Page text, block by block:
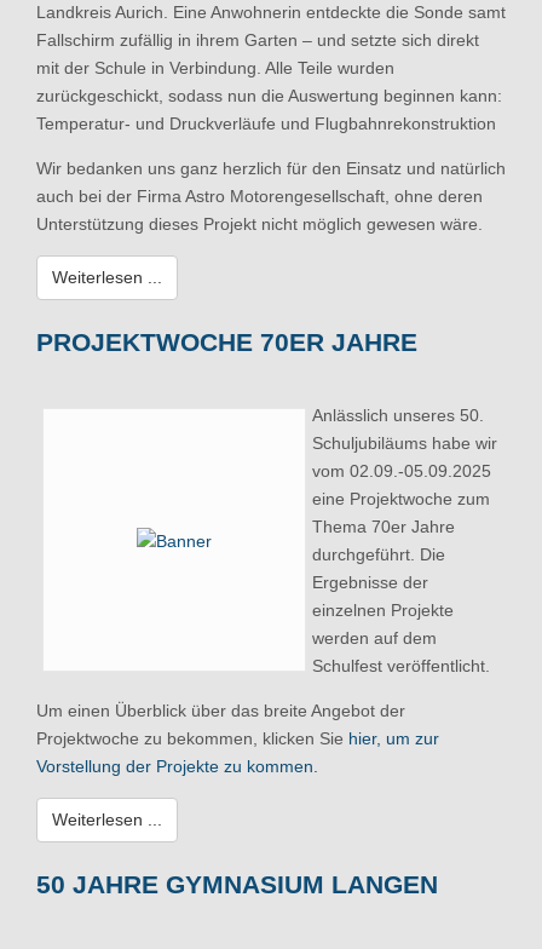
Landkreis Aurich. Eine Anwohnerin entdeckte die Sonde samt
Fallschirm zufällig in ihrem Garten – und setzte sich direkt
mit der Schule in Verbindung. Alle Teile wurden
zurückgeschickt, sodass nun die Auswertung beginnen kann:
Temperatur- und Druckverläufe und Flugbahnrekonstruktion
Wir bedanken uns ganz herzlich für den Einsatz und natürlich
auch bei der Firma Astro Motorengesellschaft, ohne deren
Unterstützung dieses Projekt nicht möglich gewesen wäre.
Weiterlesen ...
PROJEKTWOCHE 70ER JAHRE
Anlässlich unseres 50.
Schuljubiläums habe wir
vom 02.09.-05.09.2025
eine Projektwoche zum
Thema 70er Jahre
durchgeführt. Die
Ergebnisse der
einzelnen Projekte
werden auf dem
Schulfest veröffentlicht.
Um einen Überblick über das breite Angebot der
Projektwoche zu bekommen, klicken Sie hier, um zur
Vorstellung der Projekte zu kommen.
Weiterlesen ...
50 JAHRE GYMNASIUM LANGEN